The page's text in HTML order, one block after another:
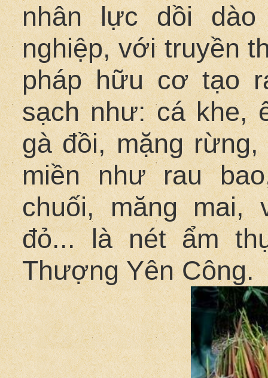
nhân lực dồi
nghiệp, với truyền
pháp hữu cơ tạo
sạch như: cá khe,
gà đồi, mặng
miền như rau
chuối, măng mai,
đỏ... là nét ẩm
Thượng Yên Công.